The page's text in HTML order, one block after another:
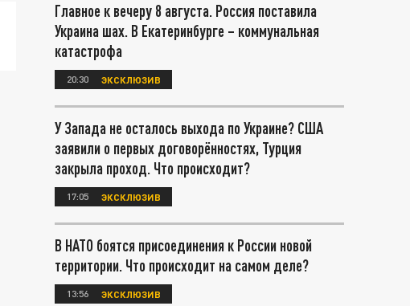
Главное к вечеру 8 августа. Россия поставила
Украина шах. В Екатеринбурге – коммунальная
катастрофа
20:30 ЭКСКЛЮЗИВ
У Запада не осталось выхода по Украине? США
заявили о первых договорённостях, Турция
закрыла проход. Что происходит?
17:05 ЭКСКЛЮЗИВ
В НАТО боятся присоединения к России новой
территории. Что происходит на самом деле?
13:56 ЭКСКЛЮЗИВ